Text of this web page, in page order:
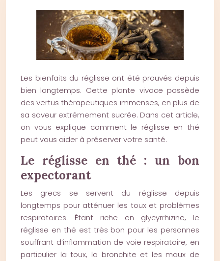
Les bienfaits du réglisse ont été prouvés depuis
bien longtemps. Cette plante vivace possède
des vertus thérapeutiques immenses, en plus de
sa saveur extrêmement sucrée. Dans cet article,
on vous explique comment le réglisse en thé
peut vous aider à préserver votre santé.
Le réglisse en thé : un bon
expectorant
Les grecs se servent du réglisse depuis
longtemps pour atténuer les toux et problèmes
respiratoires. Étant riche en glycyrrhizine, le
réglisse en thé est très bon pour les personnes
souffrant d’inflammation de voie respiratoire, en
particulier la toux, la bronchite et les maux de